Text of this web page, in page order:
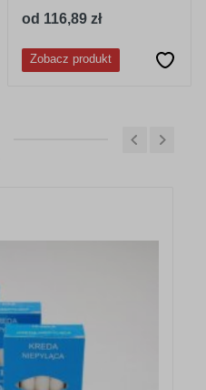
od 116,89 zł
Zobacz produkt